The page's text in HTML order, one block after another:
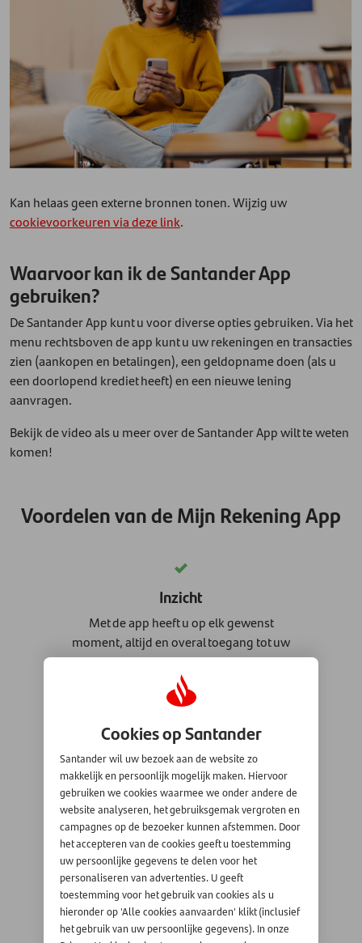
Kan helaas geen externe bronnen tonen. Wijzig uw
cookievoorkeuren via deze link.
Waarvoor kan ik de Santander App
gebruiken?
De Santander App kunt u voor diverse opties gebruiken. Via het
menu rechtsboven de app kunt u uw rekeningen en transacties
zien (aankopen en betalingen), een geldopname doen (als u
een doorlopend krediet heeft) en een nieuwe lening
aanvragen.
Bekijk de video als u meer over de Santander App wilt te weten
komen!
Voordelen van de Mijn Rekening App
Inzicht
Met de app heeft u op elk gewenst
moment, altijd en overal toegang tot uw
geldzaken bij Santander.
Gratis
Gebruik van de Santander App is volledig
gratis en kost u dus niets.
Veilig
Via uw persoonlijke login code heeft u
beveiligde toegang tot uw eigen
bankomgeving, wel zo prettig.
Cookies op Santander
Santander wil uw bezoek aan de website zo
makkelijk en persoonlijk mogelijk maken. Hiervoor
gebruiken we cookies waarmee we onder andere de
website analyseren, het gebruiksgemak vergroten en
campagnes op de bezoeker kunnen afstemmen. Door
het accepteren van de cookies geeft u toestemming
uw persoonlijke gegevens te delen voor het
personaliseren van advertenties. U geeft
toestemming voor het gebruik van cookies als u
hieronder op 'Alle cookies aanvaarden' klikt (inclusief
het gebruik van uw persoonlijke gegevens). In onze